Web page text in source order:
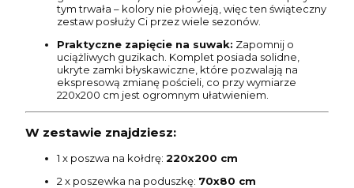
tym trwała – kolory nie płowieją, więc ten świąteczny
zestaw posłuży Ci przez wiele sezonów.
Praktyczne zapięcie na suwak: Zapomnij o
uciążliwych guzikach. Komplet posiada solidne,
ukryte zamki błyskawiczne, które pozwalają na
ekspresową zmianę pościeli, co przy wymiarze
220x200 cm jest ogromnym ułatwieniem.
W zestawie znajdziesz:
1 x poszwa na kołdrę: 220x200 cm
2 x poszewka na poduszkę: 70x80 cm